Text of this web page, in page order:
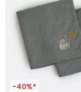
-40%*